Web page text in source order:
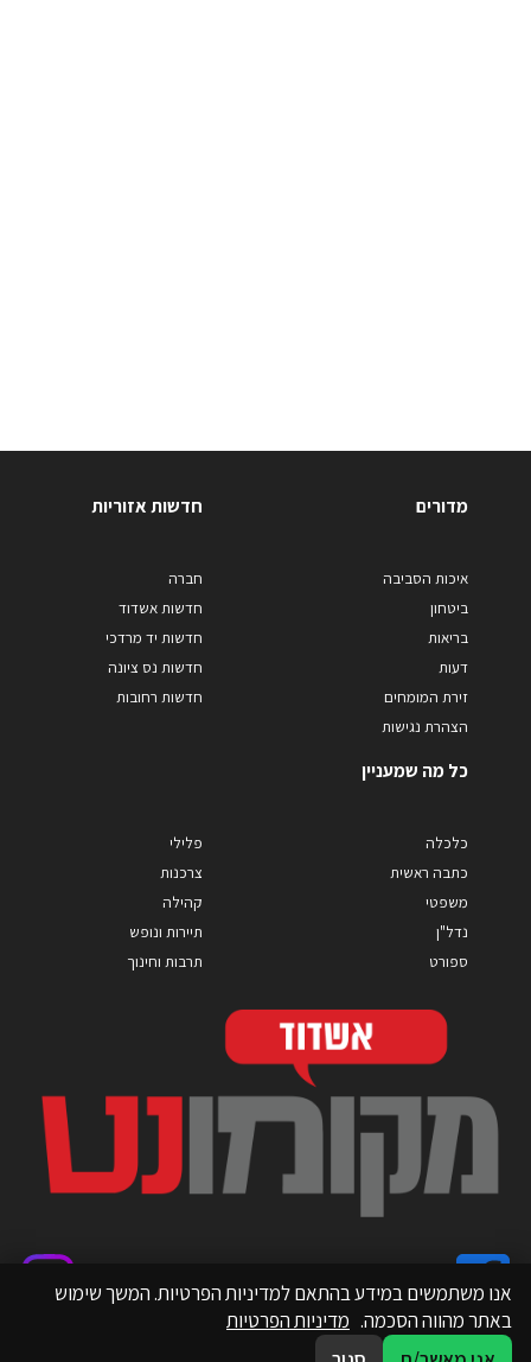
מדורים
איכות הסביבה
ביטחון
בריאות
דעות
זירת המומחים
הצהרת נגישות
חדשות אזוריות
חברה
חדשות אשדוד
חדשות יד מרדכי
חדשות נס ציונה
חדשות רחובות
כל מה שמעניין
כלכלה
כתבה ראשית
משפטי
נדל"ן
ספורט
פלילי
צרכנות
קהילה
תיירות ונופש
תרבות וחינוך
אנו משתמשים במידע בהתאם למדיניות הפרטיות. המשך שימוש
באתר מהווה הסכמה. מדיניות הפרטיות